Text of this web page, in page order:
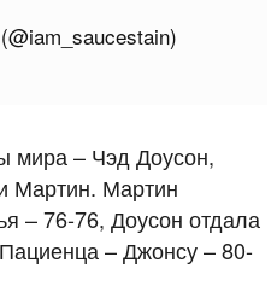
мира – Чэд Доусон,
Мартин. Мартин
– 76-76, Доусон отдала
– Джонсу – 80-